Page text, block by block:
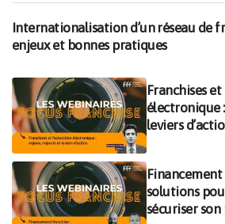
Internationalisation d’un réseau de
enjeux et bonnes pratiques
Franchises
électronique
leviers
solutions
sécuriser